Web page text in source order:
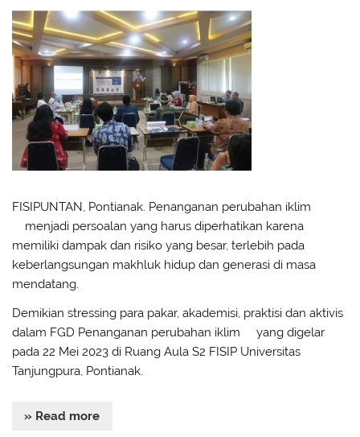
FISIPUNTAN, Pontianak. Penanganan perubahan iklim
menjadi persoalan yang harus diperhatikan karena
memiliki dampak dan risiko yang besar, terlebih pada
keberlangsungan makhluk hidup dan generasi di masa
mendatang.
Demikian stressing para pakar, akademisi, praktisi dan aktivis
dalam FGD Penanganan perubahan iklim
(2)yang digelar
pada 22 Mei 2023 di Ruang Aula S2 FISIP Universitas
Tanjungpura, Pontianak.
» Read more